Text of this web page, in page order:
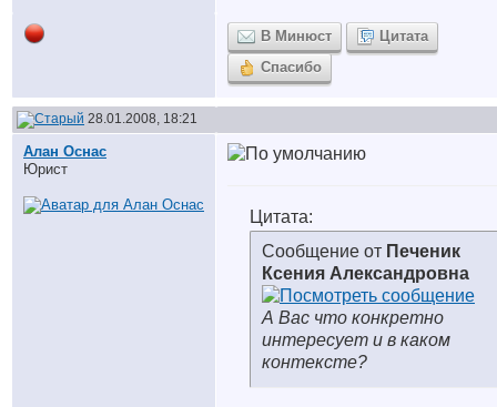
В Минюст
Цитата
Спасибо
28.01.2008, 18:21
Алан Оснас
Юрист
Цитата:
Сообщение от Печеник
Ксения Александровна
А Вас что конкретно
интересует и в каком
контексте?